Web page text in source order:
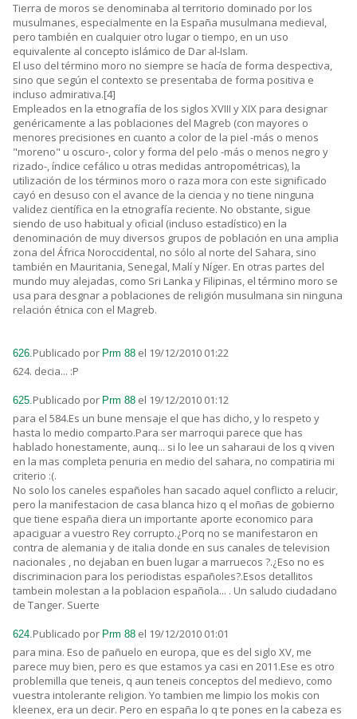
Tierra de moros se denominaba al territorio dominado por los
musulmanes, especialmente en la España musulmana medieval,
pero también en cualquier otro lugar o tiempo, en un uso
equivalente al concepto islámico de Dar al-Islam.
El uso del término moro no siempre se hacía de forma despectiva,
sino que según el contexto se presentaba de forma positiva e
incluso admirativa.[4]
Empleados en la etnografía de los siglos XVIII y XIX para designar
genéricamente a las poblaciones del Magreb (con mayores o
menores precisiones en cuanto a color de la piel -más o menos
"moreno" u oscuro-, color y forma del pelo -más o menos negro y
rizado-, índice cefálico u otras medidas antropométricas), la
utilización de los términos moro o raza mora con este significado
cayó en desuso con el avance de la ciencia y no tiene ninguna
validez científica en la etnografía reciente. No obstante, sigue
siendo de uso habitual y oficial (incluso estadístico) en la
denominación de muy diversos grupos de población en una amplia
zona del África Noroccidental, no sólo al norte del Sahara, sino
también en Mauritania, Senegal, Malí y Níger. En otras partes del
mundo muy alejadas, como Sri Lanka y Filipinas, el término moro se
usa para desgnar a poblaciones de religión musulmana sin ninguna
relación étnica con el Magreb.
626.Publicado por Prm 88 el 19/12/2010 01:22
624. decia... :P
625.Publicado por Prm 88 el 19/12/2010 01:12
para el 584.Es un bune mensaje el que has dicho, y lo respeto y
hasta lo medio comparto.Para ser marroqui parece que has
hablado honestamente, aunq... si lo lee un saharaui de los q viven
en la mas completa penuria en medio del sahara, no compatiria mi
criterio :(.
No solo los caneles españoles han sacado aquel conflicto a relucir,
pero la manifestacion de casa blanca hizo q el moñas de gobierno
que tiene españa diera un importante aporte economico para
apaciguar a vuestro Rey corrupto.¿Porq no se manifestaron en
contra de alemania y de italia donde en sus canales de television
nacionales , no dejaban en buen lugar a marruecos ?.¿Eso no es
discriminacion para los periodistas españoles?.Esos detallitos
tambein molestan a la poblacion española... . Un saludo ciudadano
de Tanger. Suerte
624.Publicado por Prm 88 el 19/12/2010 01:01
para mina. Eso de pañuelo en europa, que es del siglo XV, me
parece muy bien, pero es que estamos ya casi en 2011.Ese es otro
problemilla que teneis, q aun teneis conceptos del medievo, como
vuestra intolerante religion. Yo tambien me limpio los mokis con
kleenex, era un decir. Pero en españa lo q te pones en la cabeza es